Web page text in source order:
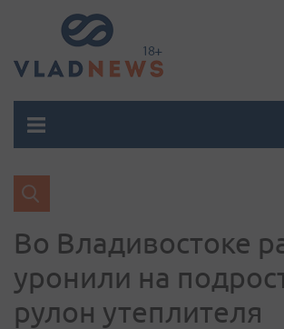
Во Владивостоке
уронили на
рулон утеплителя